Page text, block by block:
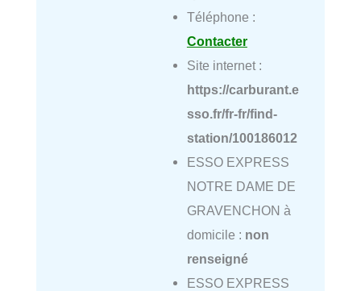
Téléphone :
Contacter
Site internet :
https://carburant.e
sso.fr/fr-fr/find-
station/100186012
ESSO EXPRESS
NOTRE DAME DE
GRAVENCHON à
domicile : non
renseigné
ESSO EXPRESS